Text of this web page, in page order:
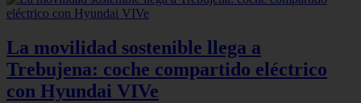
La movilidad sostenible llega a
Trebujena: coche compartido eléctrico
con Hyundai VIVe